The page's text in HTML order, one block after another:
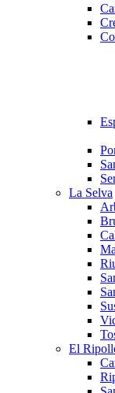
La Selva
El